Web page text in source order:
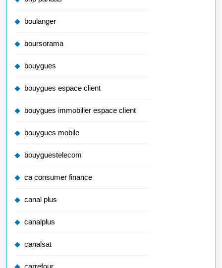
boulanger
boursorama
bouygues
bouygues espace client
bouygues immobilier espace client
bouygues mobile
bouyguestelecom
ca consumer finance
canal plus
canalplus
canalsat